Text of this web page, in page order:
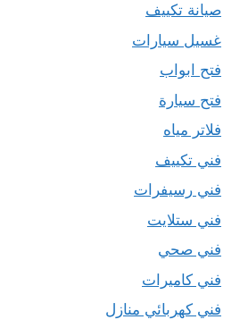
صيانة تكييف
غسيل سيارات
فتح ابواب
فتح سيارة
فلاتر مياه
فني تكييف
فني رسيفرات
فني ستلايت
فني صحي
فني كاميرات
فني كهربائي منازل